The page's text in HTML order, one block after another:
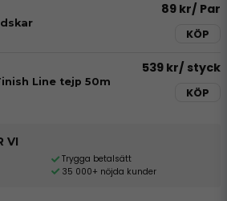
89 kr/ Par
KÖP
Line tejp 50m
539 kr/ styck
KÖP
VI
Trygga betalsätt
35 000+ nöjda kunder